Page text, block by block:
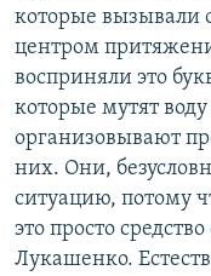
которые вызывали
центром
восприняли это
которые мутят
организовывают
них. Они,
ситуацию, потому
это просто
Лукашенко.